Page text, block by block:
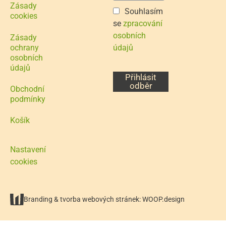
Zásady
cookies
Zásady
ochrany
osobních
údajů
Obchodní
podmínky
Košík
Nastavení
cookies
Souhlasím
se zpracování
osobních
údajů
Přihlásit
odběr
Branding & tvorba webových stránek:WOOP.design